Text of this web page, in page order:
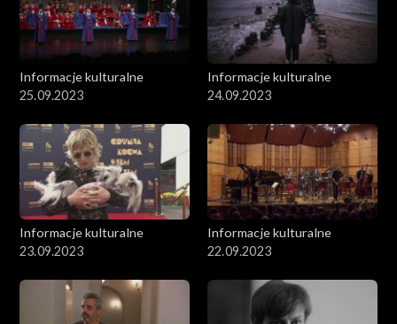
Informacje kulturalne
25.09.2023
Informacje kulturalne
24.09.2023
Informacje kulturalne
23.09.2023
Informacje kulturalne
22.09.2023